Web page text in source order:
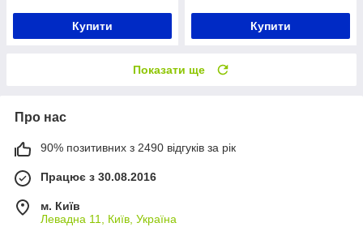
Купити Купити
Показати ще
Про нас
90% позитивних з 2490 відгуків за рік
Працює з 30.08.2016
м. Київ
Левадна 11, Київ, Україна